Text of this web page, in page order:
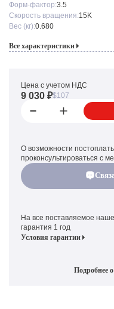
Форм-фактор:3.5
Скорость вращения:15K
Вес (кг):0.680
Все характеристики
Цена с учетом НДС
9 030 ₽$107
О возможности
проконсультироваться с
На все поставляемое
гарантия 1 год
Условия гарантии
Подробнее